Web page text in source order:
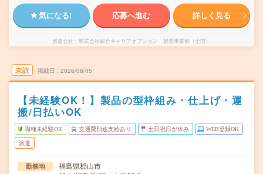
気になる! 応募へ進む 詳しく見る
派遣会社 株式会社綜合キャリアオプション 製造事業部（全国）
未読 掲載日 2026/08/05
【未経験OK！】製品の型枠組み・仕上げ・運
搬/日払いOK
職種未経験OK 交通費別途支給あり 土日祝日が休み WEB登録OK
派遣
勤務地
福島県郡山市